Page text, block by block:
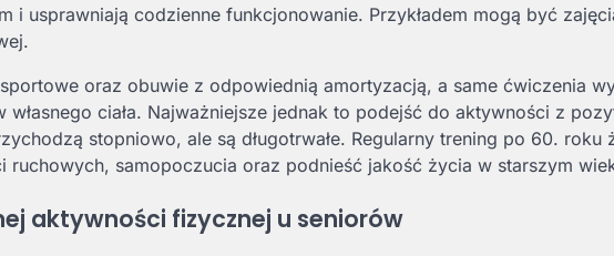
i usprawniają codzienne funkcjonowanie. Przykładem mogą być
oraz obuwie z odpowiednią amortyzacją, a same ćwiczenia
własnego ciała. Najważniejsze jednak to podejść do aktywności z
stopniowo, ale są długotrwałe. Regularny trening po 60. roku
ruchowych, samopoczucia oraz podnieść jakość życia w starszym
aktywności fizycznej u seniorów